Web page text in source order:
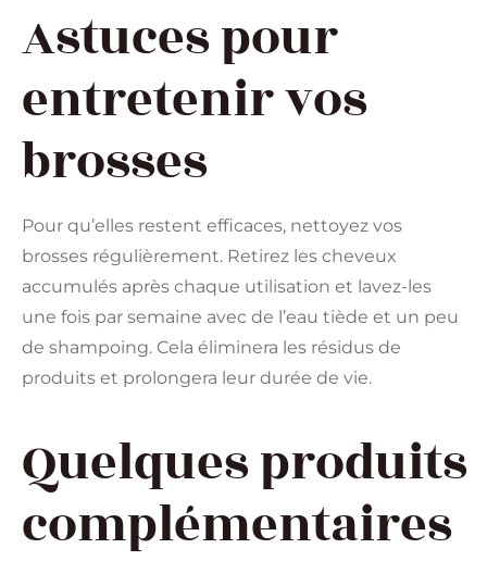
Astuces pour
entretenir vos
brosses
Pour qu’elles restent efficaces, nettoyez vos
brosses régulièrement. Retirez les cheveux
accumulés après chaque utilisation et lavez-les
une fois par semaine avec de l’eau tiède et un peu
de shampoing. Cela éliminera les résidus de
produits et prolongera leur durée de vie.
Quelques produits
complémentaires